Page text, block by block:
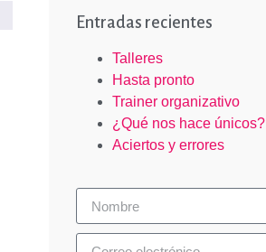
Entradas recientes
Talleres
Hasta pronto
Trainer organizativo
¿Qué nos hace únicos?
Aciertos y errores